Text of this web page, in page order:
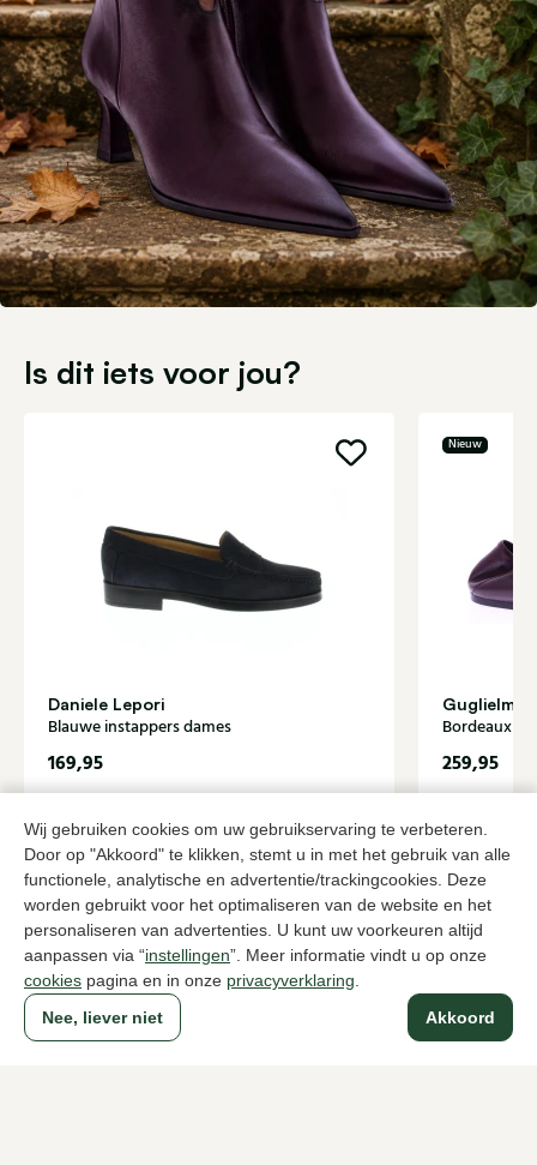
Wij gebruiken cookies om uw gebruikservaring te verbeteren.
Door op "Akkoord" te klikken, stemt u in met het gebruik van alle
functionele, analytische en advertentie/trackingcookies. Deze
worden gebruikt voor het optimaliseren van de website en het
personaliseren van advertenties. U kunt uw voorkeuren altijd
aanpassen via “instellingen”. Meer informatie vindt u op onze
cookies pagina en in onze privacyverklaring
Akkoord
Nee, liever niet
Is dit iets voor jou?
Daniele Lepori
Blauwe instappers dames
169,95
Nieuw
Guglielmo
Bordeaux
259,95
Naar alle producten
Sinds 1983 een begrip in Den Haag